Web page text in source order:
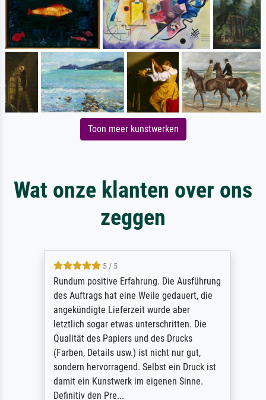
Toon meer kunstwerken
Wat onze klanten over ons
zeggen
5 / 5
Rundum positive Erfahrung. Die Ausführung
des Auftrags hat eine Weile gedauert, die
angekündigte Lieferzeit wurde aber
letztlich sogar etwas unterschritten. Die
Qualität des Papiers und des Drucks
(Farben, Details usw.) ist nicht nur gut,
sondern hervorragend. Selbst ein Druck ist
damit ein Kunstwerk im eigenen Sinne.
Definitiv den Pre...